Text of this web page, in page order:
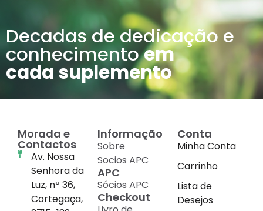
ADOL ESSENCE
17.24€ Com IVA
Adicionar
Decadas de dedicação e
conhecimentoem
cada suplemento
Morada e
Contactos
Av. Nossa
Senhora da
Luz, nº 36,
Cortegaça,
Informação
Sobre
Socios APC
APC
Sócios APC
Checkout
Conta
Minha Conta
Carrinho
Lista de
Desejos